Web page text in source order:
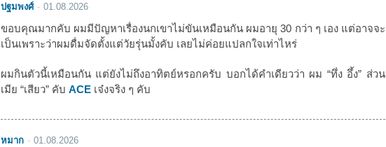
ปฐมพงศ์ 01.08.2026
ขอบคุณมากคับ ผมมีปัญหาเรื่องนกเขาไม่ขันเหมือนกัน ผมอายุ 30 กว่า ๆ เอง แต่อาจจะ
เป็นเพราะว่าผมดื่มจัดตั้งแต่วัยรุ่นมั้งคับ เลยไม่ค่อยแปลกใจเท่าไหร่
ผมกินตัวนี้เหมือนกัน แต่ยังไม่ถึงอาทิตย์หรอกครับ บอกได้คำเดียวว่า ผม “ทึ่ง อึ้ง” ส่วน
เมีย “เสียว” คับ ACEเจ๋งจริง ๆ คับ
หมาก 01.08.2026